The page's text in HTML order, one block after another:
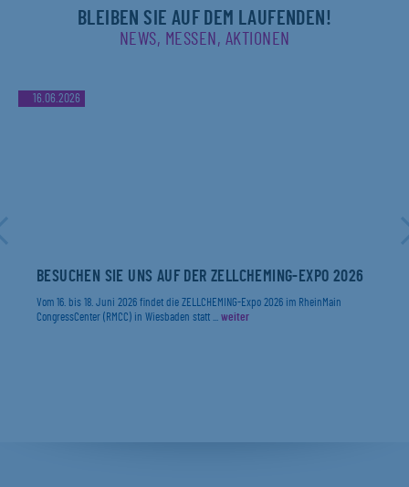
BLEIBEN SIE AUF DEM LAUFENDEN!
NEWS, MESSEN, AKTIONEN
16.06.2026
BESUCHEN SIE UNS AUF DER ZELLCHEMING-EXPO 2026
Vom 16. bis 18. Juni 2026 findet die ZELLCHEMING-Expo 2026 im RheinMain
CongressCenter (RMCC) in Wiesbaden statt ... weiter